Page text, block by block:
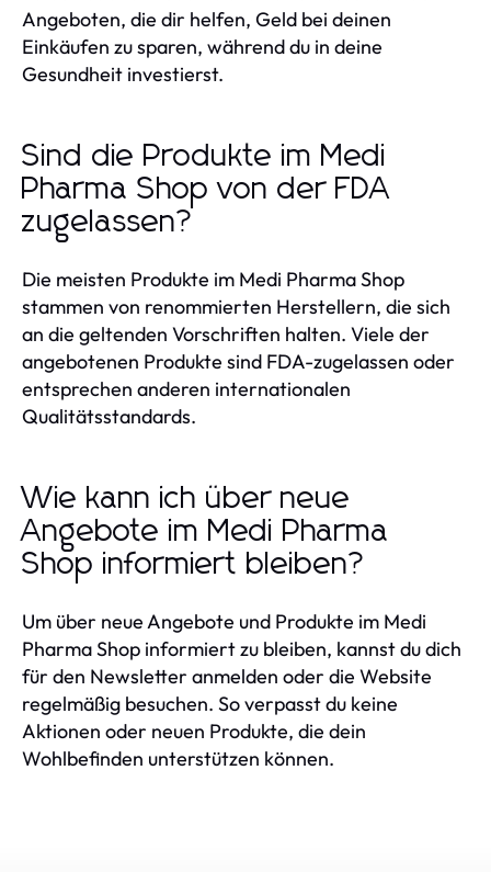
Angeboten, die dir helfen, Geld bei deinen
Einkäufen zu sparen, während du in deine
Gesundheit investierst.
Sind die Produkte im Medi
Pharma Shop von der FDA
zugelassen?
Die meisten Produkte im Medi Pharma Shop
stammen von renommierten Herstellern, die sich
an die geltenden Vorschriften halten. Viele der
angebotenen Produkte sind FDA-zugelassen oder
entsprechen anderen internationalen
Qualitätsstandards.
Wie kann ich über neue
Angebote im Medi Pharma
Shop informiert bleiben?
Um über neue Angebote und Produkte im Medi
Pharma Shop informiert zu bleiben, kannst du dich
für den Newsletter anmelden oder die Website
regelmäßig besuchen. So verpasst du keine
Aktionen oder neuen Produkte, die dein
Wohlbefinden unterstützen können.